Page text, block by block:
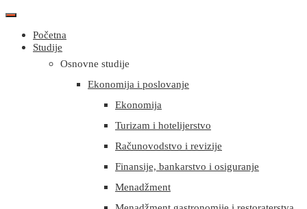
Početna
Studije
Osnovne studije
Ekonomija i poslovanje
Ekonomija
Turizam i hotelijerstvo
Računovodstvo i revizije
Finansije, bankarstvo i osiguranje
Menadžment